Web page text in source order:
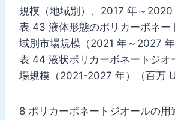
規模（地域別）、2017 年～
表 43 液体形態のポリカーボネー
域別市場規模（2021 年～2027
表 44 液状ポリカーボネートジオ
場規模（2021-2027 年）（百万
8 ポリカーボネートジオールの用